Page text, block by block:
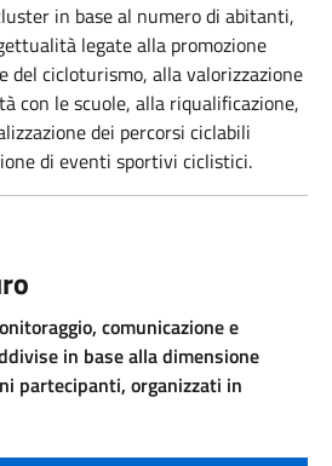
in base al numero di abitanti,
legate alla promozione
del cicloturismo, alla valorizzazione
con le scuole, alla riqualificazione,
dei percorsi ciclabili
di eventi sportivi ciclistici.
comunicazione e
in base alla dimensione
partecipanti, organizzati in